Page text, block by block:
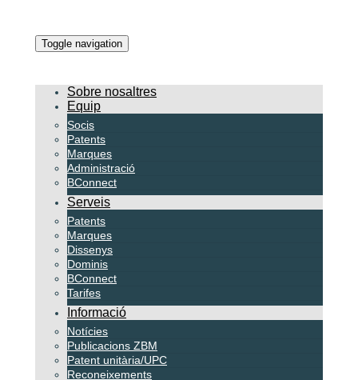
Toggle navigation
Sobre nosaltres
Equip
Socis
Patents
Marques
Administració
BConnect
Serveis
Patents
Marques
Dissenys
Dominis
BConnect
Tarifes
Informació
Notícies
Publicacions ZBM